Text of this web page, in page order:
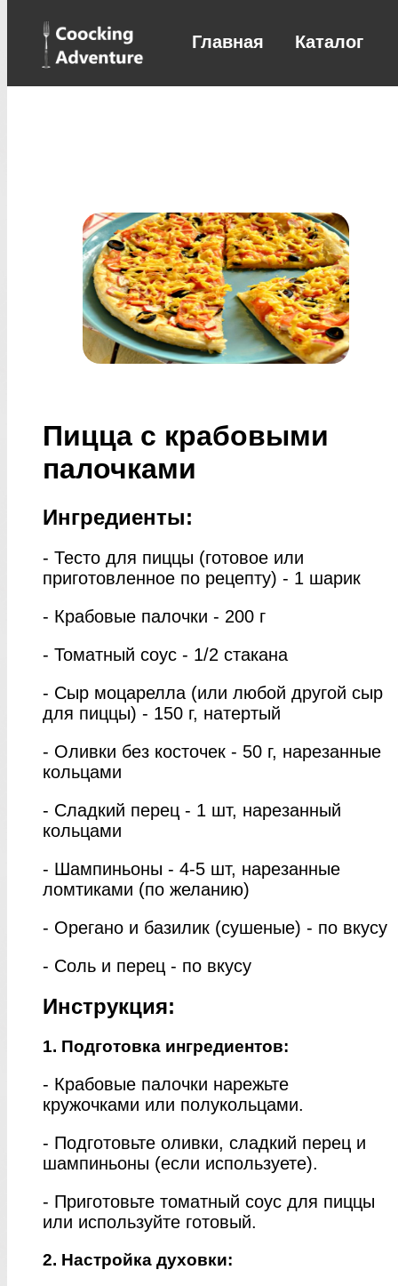
Главная Каталог
Пицца с крабовыми
палочками
Ингредиенты:
- Тесто для пиццы (готовое или
приготовленное по рецепту) - 1 шарик
- Крабовые палочки - 200 г
- Томатный соус - 1/2 стакана
- Сыр моцарелла (или любой другой сыр
для пиццы) - 150 г, натертый
- Оливки без косточек - 50 г, нарезанные
кольцами
- Сладкий перец - 1 шт, нарезанный
кольцами
- Шампиньоны - 4-5 шт, нарезанные
ломтиками (по желанию)
- Орегано и базилик (сушеные) - по вкусу
- Соль и перец - по вкусу
Инструкция:
1. Подготовка ингредиентов:
- Крабовые палочки нарежьте
кружочками или полукольцами.
- Подготовьте оливки, сладкий перец и
шампиньоны (если используете).
- Приготовьте томатный соус для пиццы
или используйте готовый.
2. Настройка духовки: